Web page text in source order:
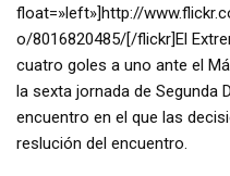
float=»left»]http://
o/8016820485/[/flickr]El
cuatro goles a uno ante el
la sexta jornada de Segunda
encuentro en el que las
reslución del encuentro.